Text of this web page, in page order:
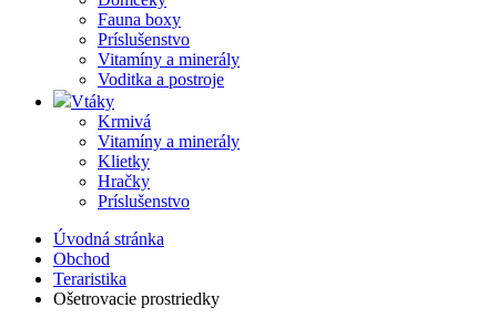
Fauna boxy
Príslušenstvo
Vitamíny a minerály
Voditka a postroje
Vtáky
Krmivá
Vitamíny a minerály
Klietky
Hračky
Príslušenstvo
Úvodná stránka
Obchod
Teraristika
Ošetrovacie prostriedky